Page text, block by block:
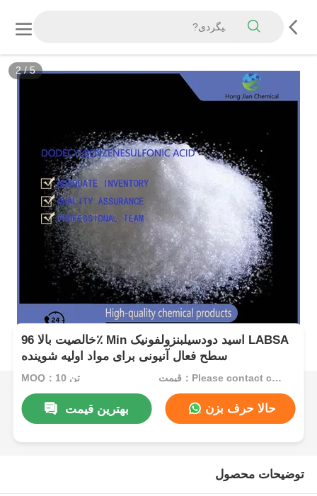
3/5
خالصیت بالا 96٪ Min اسید دودسیلبنزولفونیک LABSA
سطح فعال آنیونی برای مواد اولیه شوینده
MOQ：10 تن قیمت：Please contact customer service
بهترین قیمت حالا حرف بزن
توضیحات محصول